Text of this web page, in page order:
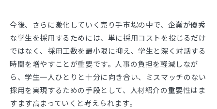
今後、さらに激化していく売り手市場の中で、企業が優秀
な学生を採用するためには、単に採用コストを投じるだけ
ではなく、採用工数を最小限に抑え、学生と深く対話する
時間を増やすことが重要です。人事の負担を軽減しなが
ら、学生一人ひとりと十分に向き合い、ミスマッチのない
採用を実現するための手段として、人材紹介の重要性はま
すます高まっていくと考えられます。